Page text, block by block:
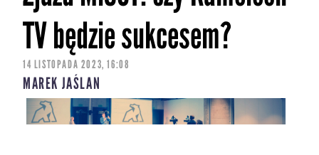
TV będzie sukcesem?
14 LISTOPADA 2023, 16:08
MAREK JAŚLAN